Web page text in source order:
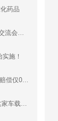
药品
活动回顾｜深圳服务机器人应用与出海交流会圆满落幕：梯控、清洁、配送、烹饪、工业机器人同台分享，合规、渠道、场景干货全覆盖
施！
追觅科技被爆大规模裁员2400人！最低赔偿仅0.5月工资
全球出货量第二，净利率却不足8%！这家车载智慧影像设备企业递表港交所